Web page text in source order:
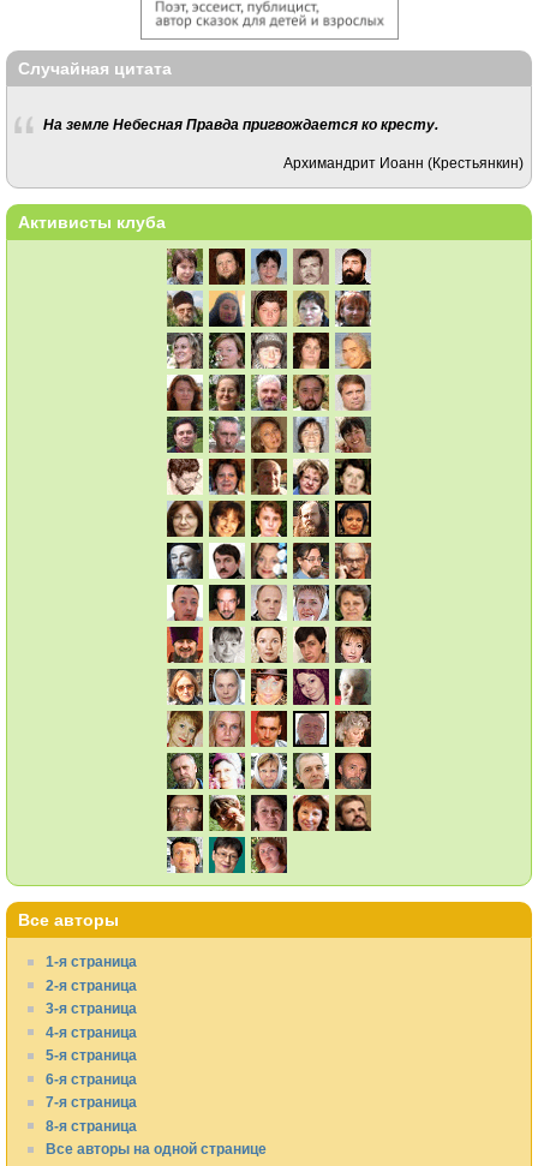
Случайная цитата
На земле Небесная Правда пригвождается ко кресту.
Архимандрит Иоанн (Крестьянкин)
Активисты клуба
Все авторы
1-я страница
2-я страница
3-я страница
4-я страница
5-я страница
6-я страница
7-я страница
8-я страница
Все авторы на одной странице